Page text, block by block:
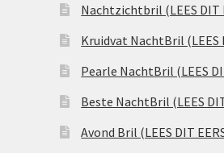
Nachtzichtbril (LEES DIT
Kruidvat NachtBril (LEES
Pearle NachtBril (LEES
Beste NachtBril (LEES
Avond Bril (LEES DIT